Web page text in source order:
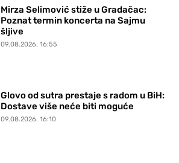
Mirza Selimović stiže u Gradačac:
Poznat termin koncerta na Sajmu
šljive
09.08.2026. 16:55
Glovo od sutra prestaje s radom u BiH:
Dostave više neće biti moguće
09.08.2026. 16:10